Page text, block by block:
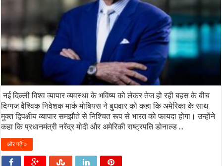
नई दिल्ली विश्व व्यापार व्यवस्था के भविष्य को लेकर तेज हो रही बहस के बीच
दिग्गज वैश्विक निवेशक मार्क मोबियस ने बुधवार को कहा कि अमेरिका के साथ
मुक्त द्विपक्षीय व्यापार समझौते से निश्चित रूप से भारत को फायदा होगा। उन्होंने
कहा कि प्रधानमंत्री नरेंद्र मोदी और अमेरिकी राष्ट्रपति डोनाल्ड ...
और पढ़ें »